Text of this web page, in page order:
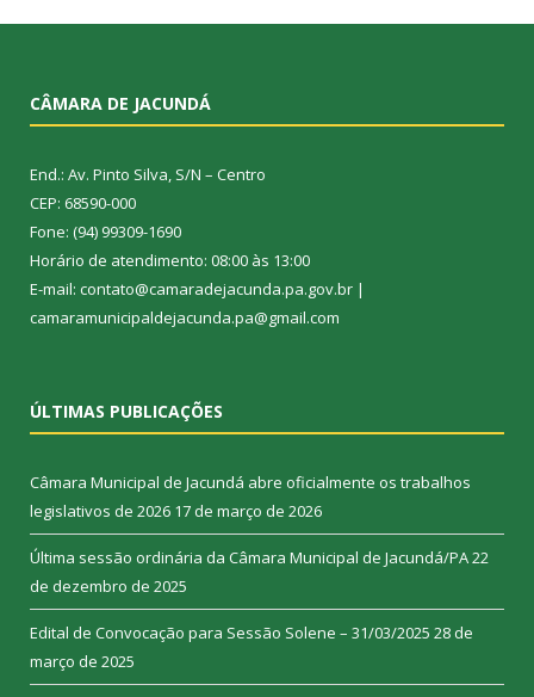
CÂMARA DE JACUNDÁ
End.: Av. Pinto Silva, S/N – Centro
CEP: 68590-000
Fone: (94) 99309-1690
Horário de atendimento: 08:00 às 13:00
E-mail: contato@camaradejacunda.pa.gov.br |
camaramunicipaldejacunda.pa@gmail.com
ÚLTIMAS PUBLICAÇÕES
Câmara Municipal de Jacundá abre oficialmente os trabalhos
legislativos de 2026 17 de março de 2026
Última sessão ordinária da Câmara Municipal de Jacundá/PA22
de dezembro de 2025
Edital de Convocação para Sessão Solene – 31/03/2025 28 de
março de 2025